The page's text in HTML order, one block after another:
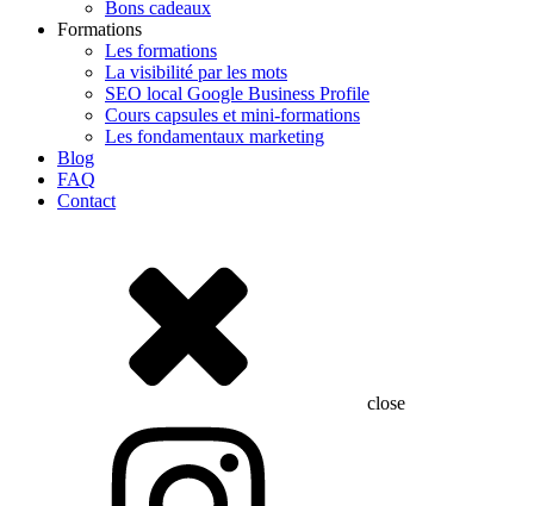
Bons cadeaux
Formations
Les formations
La visibilité par les mots
SEO local Google Business Profile
Cours capsules et mini-formations
Les fondamentaux marketing
Blog
FAQ
Contact
close